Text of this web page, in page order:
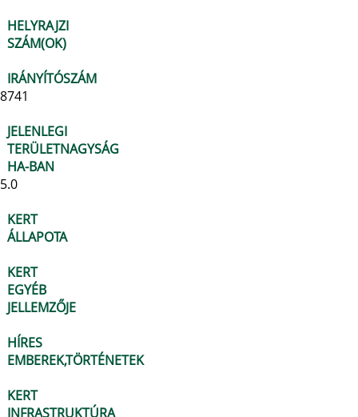
HELYRAJZI
SZÁM(OK)
IRÁNYÍTÓSZÁM
8741
JELENLEGI
TERÜLETNAGYSÁG
HA-BAN
5.0
KERT
ÁLLAPOTA
KERT
EGYÉB
JELLEMZŐJE
HÍRES
EMBEREK,TÖRTÉNETEK
KERT
INFRASTRUKTÚRA